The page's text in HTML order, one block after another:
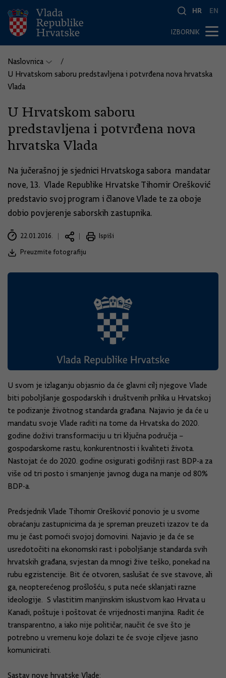
HR EN
IZBORNIK
Naslovnica
U Hrvatskom saboru predstavljena i potvrđena nova hrvatska
Vlada
U Hrvatskom saboru
predstavljena i potvrđena nova
hrvatska Vlada
Na jučerašnoj je sjednici Hrvatskoga sabora mandatar
nove, 13. Vlade Republike Hrvatske Tihomir Orešković
predstavio svoj program i članove Vlade te za oboje
dobio povjerenje saborskih zastupnika.
22.01.2016.
Ispiši
Preuzmite fotografiju
U svom je izlaganju objasnio da će glavni cilj njegove Vlade
biti poboljšanje gospodarskih i društvenih prilika u Hrvatskoj
te podizanje životnog standarda građana. Najavio je da će u
mandatu svoje Vlade raditi na tome da Hrvatska do 2020.
godine doživi transformaciju u tri ključna područja –
gospodarskome rastu, konkurentnosti i kvaliteti života.
Nastojat će do 2020. godine osigurati godišnji rast BDP-a za
više od tri posto i smanjenje javnog duga na manje od 80%
BDP-a.
Predsjednik Vlade Tihomir Orešković ponovio je u svome
obraćanju zastupnicima da je spreman preuzeti izazov te da
mu je čast pomoći svojoj domovini. Najavio je da će se
usredotočiti na ekonomski rast i poboljšanje standarda svih
hrvatskih građana, svjestan da mnogi žive teško, ponekad na
rubu egzistencije. Bit će otvoren, saslušat će sve stavove, ali
ga, neopterećenog prošlošću, s puta neće sklanjati razne
ideologije. S vlastitim manjinskim iskustvom kao Hrvata u
Kanadi, poštuje i poštovat će vrijednosti manjina. Radit će
transparentno, a iako nije političar, naučit će sve što je
potrebno u vremenu koje dolazi te će svoje ciljeve jasno
komunicirati.
Sastav nove hrvatske Vlade: